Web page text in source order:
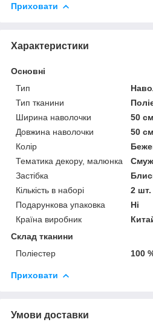
Приховати
Характеристики
Основні
Тип
Тип тканини
Ширина наволочки
50 см
Довжина наволочки
50 см
Колір
Тематика декору, малюнка
Застібка
Кількість в наборі
2 шт.
Подарункова упаковка
Ні
Країна виробник
Склад тканини
Поліестер
100
Приховати
Умови доставки